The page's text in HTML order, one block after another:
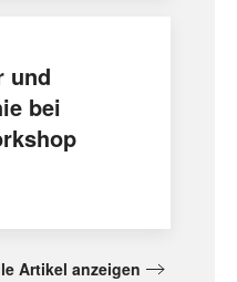
und
bei
Artikel anzeigen